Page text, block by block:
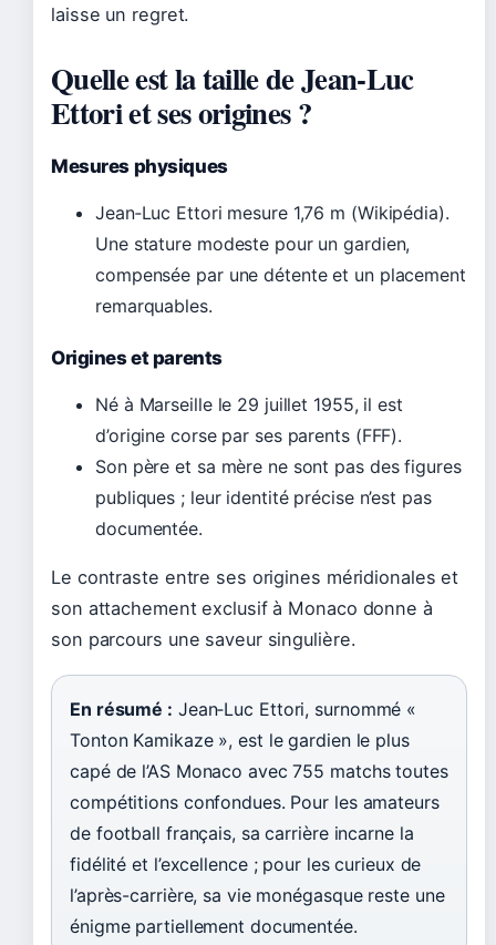
laisse un regret.
Quelle est la taille de Jean-Luc
Ettori et ses origines ?
Mesures physiques
Jean‑Luc Ettori mesure 1,76 m (Wikipédia).
Une stature modeste pour un gardien,
compensée par une détente et un placement
remarquables.
Origines et parents
Né à Marseille le 29 juillet 1955, il est
d’origine corse par ses parents (FFF).
Son père et sa mère ne sont pas des figures
publiques ; leur identité précise n’est pas
documentée.
Le contraste entre ses origines méridionales et
son attachement exclusif à Monaco donne à
son parcours une saveur singulière.
En résumé : Jean‑Luc Ettori, surnommé «
Tonton Kamikaze », est le gardien le plus
capé de l’AS Monaco avec 755 matchs toutes
compétitions confondues. Pour les amateurs
de football français, sa carrière incarne la
fidélité et l’excellence ; pour les curieux de
l’après-carrière, sa vie monégasque reste une
énigme partiellement documentée.